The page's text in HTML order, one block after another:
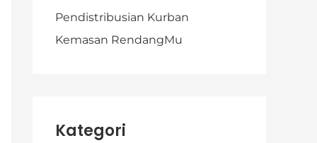
Pendistribusian Kurban
Kemasan RendangMu
Kategori